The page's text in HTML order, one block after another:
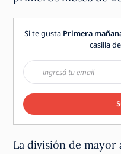
Si te gusta Primera
casilla
La división de